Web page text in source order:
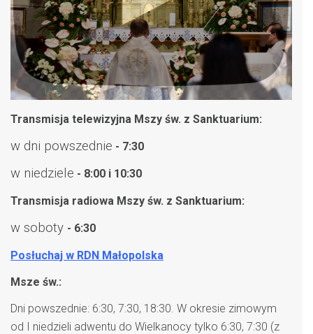
Transmisja telewizyjna Mszy św. z Sanktuarium:
w dni powszednie - 7:30
w niedziele - 8:00 i 10:30
Transmisja radiowa Mszy św. z Sanktuarium:
w soboty - 6:30
Posłuchaj w RDN Małopolska
Msze św.:
Dni powszednie: 6:30, 7:30, 18:30. W okresie zimowym
od I niedzieli adwentu do Wielkanocy tylko 6:30, 7:30 (z